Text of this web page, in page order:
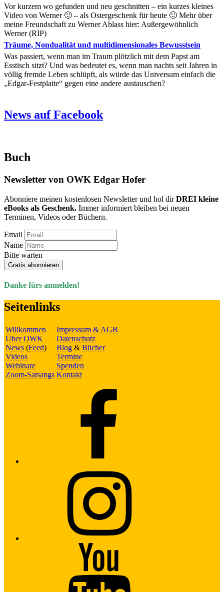
Vor kurzem wo gefunden und neu geschnitten – ein kurzes kleines
Video von Werner 🙂 – als Ostergeschenk für heute 🙂 Mehr über
meine Freundschaft zu Werner Ablass hier: Außergewöhnlich
Werner (RIP)
Träume, Nondualität und multidimensionales Bewusstsein
Was passiert, wenn man im Traum plötzlich mit dem Papst am
Esstisch sitzt? Und was bedeutet es, wenn man nachts seit Jahren in
völlig fremde Leben schlüpft, als würde das Universum einfach die
„Edgar-Festplatte“ gegen eine andere austauschen?
News auf Facebook
Buch
Newsletter von OWK Edgar Hofer
Abonniere meinen kostenlosen Newsletter und hol dirDREI kleine
eBooks als Geschenk. Immer informiert bleiben bei neuen
Terminen, Videos oder Büchern.
Email
Name
Bitte warten
Gratis abonnieren
Danke fürs anmelden!
Seitenlinks
Willkommen
Über OWK
News (Feed)
Videos
Webinare
Zoom-Satsangs
Impressum & AGB
Datenschutz
Blog & Bücher
Termine
Spenden
Kontakt